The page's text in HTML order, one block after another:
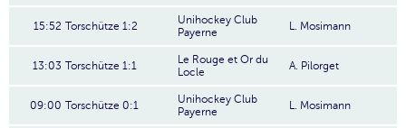
15:52 Torschütze 1:2
Unihockey Club
Payerne
L. Mosimann
13:03 Torschütze 1:1
Le Rouge et Or du
Locle
A. Pilorget
09:00 Torschütze 0:1
Unihockey Club
Payerne
L. Mosimann